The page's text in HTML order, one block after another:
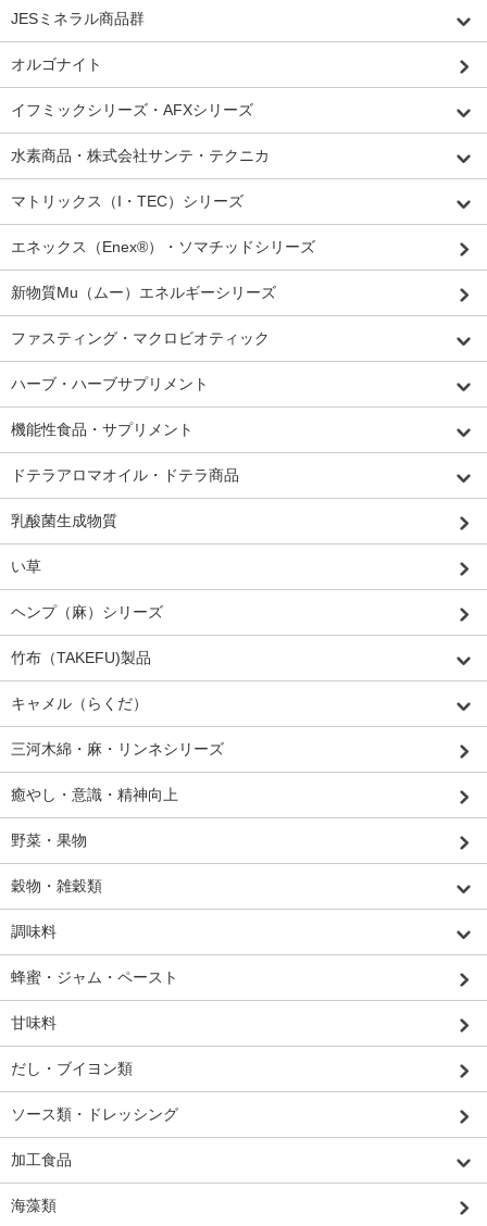
JESミネラル商品群
オルゴナイト
イフミックシリーズ・AFXシリーズ
水素商品・株式会社サンテ・テクニカ
マトリックス（I・TEC）シリーズ
エネックス（Enex®）・ソマチッドシリーズ
新物質Mu（ムー）エネルギーシリーズ
ファスティング・マクロビオティック
ハーブ・ハーブサプリメント
機能性食品・サプリメント
ドテラアロマオイル・ドテラ商品
乳酸菌生成物質
い草
ヘンプ（麻）シリーズ
竹布（TAKEFU)製品
キャメル（らくだ）
三河木綿・麻・リンネシリーズ
癒やし・意識・精神向上
野菜・果物
穀物・雑穀類
調味料
蜂蜜・ジャム・ペースト
甘味料
だし・ブイヨン類
ソース類・ドレッシング
加工食品
海藻類